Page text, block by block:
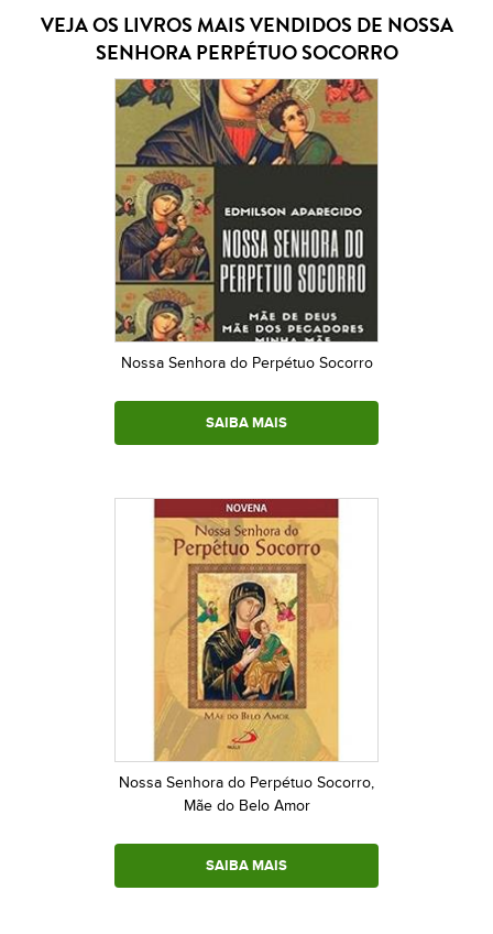
VEJA OS LIVROS MAIS VENDIDOS DE NOSSA
SENHORA PERPÉTUO SOCORRO
Nossa Senhora do Perpétuo Socorro
SAIBA MAIS
Nossa Senhora do Perpétuo Socorro,
Mãe do Belo Amor
SAIBA MAIS